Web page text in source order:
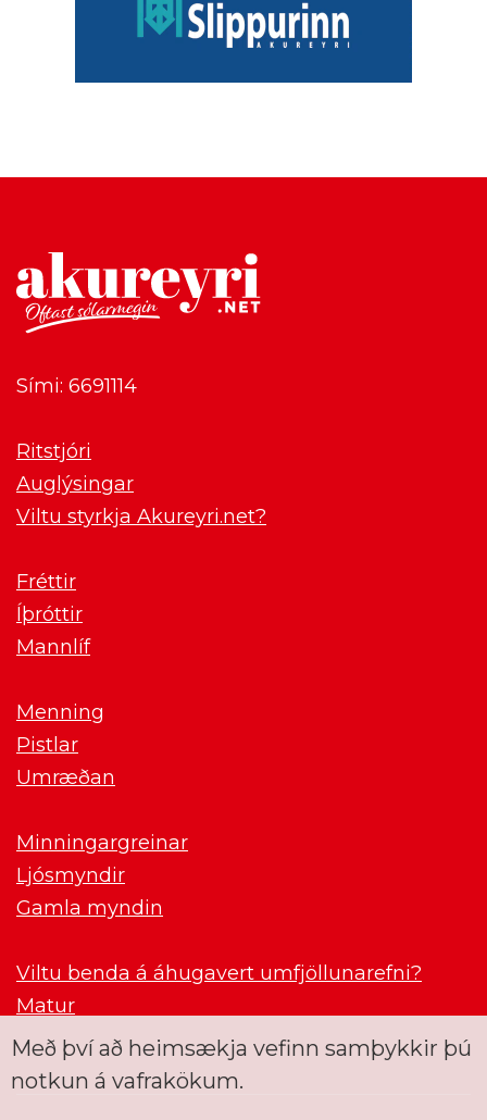
Sími: 6691114
Ritstjóri
Auglýsingar
Viltu styrkja Akureyri.net?
Fréttir
Íþróttir
Mannlíf
Menning
Pistlar
Umræðan
Minningargreinar
Ljósmyndir
Gamla myndin
Viltu benda á áhugavert umfjöllunarefni?
Matur
Með því að heimsækja vefinn samþykkir þú
notkun á vafrakökum.